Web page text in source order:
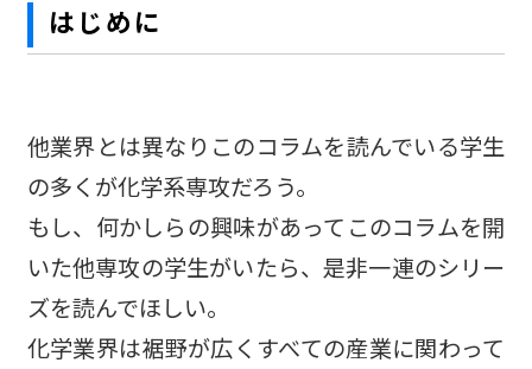
はじめに
他業界とは異なりこのコラムを読んでいる学生
の多くが化学系専攻だろう。
もし、何かしらの興味があってこのコラムを開
いた他専攻の学生がいたら、是非一連のシリー
ズを読んでほしい。
化学業界は裾野が広くすべての産業に関わって